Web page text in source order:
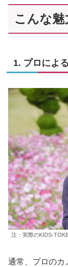
こんな魅
1. プロによ
注：実際のKIDS-
通常、プロのカ